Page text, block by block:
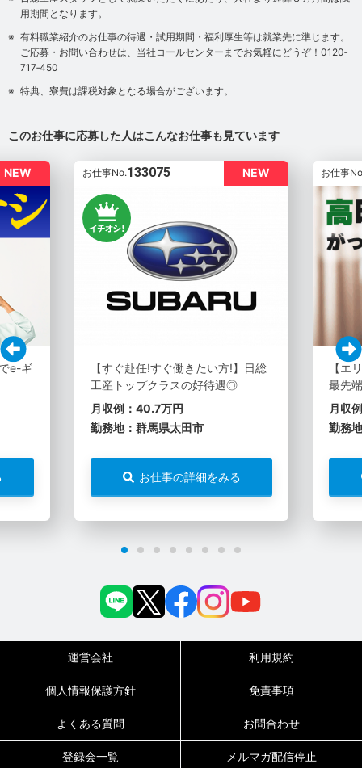
用期間となります。
有料職業紹介のお仕事の待遇・試用期間・福利厚生等は就業先に準じます。
ご応募・お問い合わせは、当社コールセンターまでお気軽にどうぞ！0120‐
717‐450
特典、寮費は課税対象となる場合がございます。
このお仕事に応募した人はこんなお仕事も見ています
NEW
e-ギ
NEW
お仕事No.133075
【すぐ赴任!すぐ働きたい方!】日総
工産トップクラスの好待遇◎
月収例：40.7万円
勤務地：群馬県太田市
お仕事の詳細をみる
お仕事
【エ
最先
月収
勤務
運営会社 利用規約
個人情報保護方針 免責事項
よくある質問 お問合わせ
登録会一覧 メルマガ配信停止